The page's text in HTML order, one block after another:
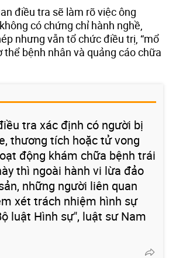
điều tra sẽ làm rõ việc ông
có chứng chỉ hành nghề,
nhưng vẫn tổ chức điều trị, “mổ
thể bệnh nhân và quảng cáo chữa
tra xác định có người bị
thương tích hoặc tử vong
động khám chữa bệnh trái
thì ngoài hành vi lừa đảo
những người liên quan
xét trách nhiệm hình sự
luật Hình sự", luật sư Nam